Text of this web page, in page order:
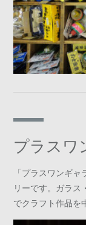
「プラスワンギ
リーです。ガラス
でクラフト作品